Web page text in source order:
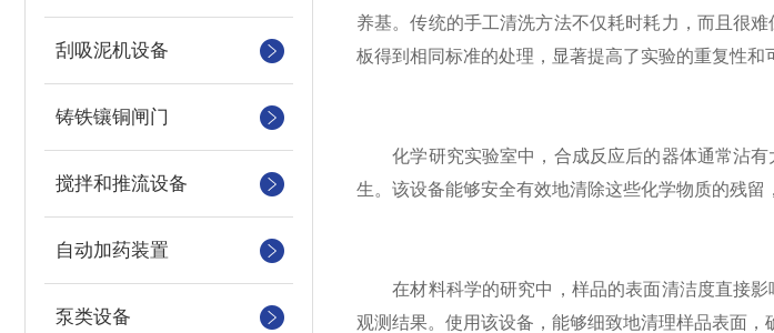
刮吸泥机设备
铸铁镶铜闸门
搅拌和推流设备
自动加药装置
泵类设备
养基。传统的手工清洗方法不仅耗时耗力，而且很
板得到相同标准的处理，显著提高了实验的重复性和
化学研究实验室中，合成反应后的器体通常沾有
生。该设备能够安全有效地清除这些化学物质的残留
在材料科学的研究中，样品的表面清洁度直接影
观测结果。使用该设备，能够细致地清理样品表面，